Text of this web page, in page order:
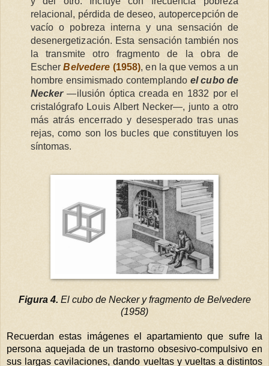
relacional, pérdida de deseo, autopercepción de
vacío o pobreza interna y una sensación de
desenergetización. Esta sensación también nos
la transmite otro fragmento de la obra de
Escher Belvedere (1958), en la que vemos a un
hombre ensimismado contemplando el cubo de
Necker—ilusión óptica creada en 1832 por el
cristalógrafo Louis Albert Necker—, junto a otro
más atrás encerrado y desesperado tras unas
rejas, como son los bucles que constituyen los
síntomas.
Figura 4. El cubo de Necker y fragmento de Belvedere
(1958)
Recuerdan estas imágenes el apartamiento que sufre la
persona aquejada de un trastorno obsesivo-compulsivo en
sus largas cavilaciones, dando vueltas y vueltas a distintos